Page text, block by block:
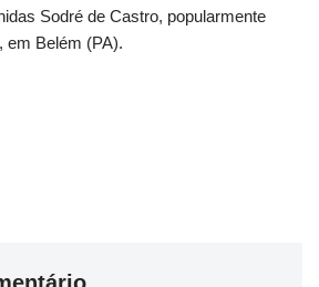
Sodré de Castro, popularmente
em Belém (PA).